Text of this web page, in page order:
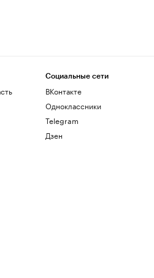
Социальные сети
ВКонтакте
Одноклассники
Telegram
Дзен